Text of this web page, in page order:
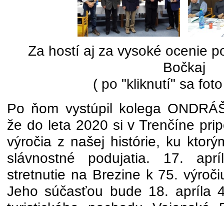
Za hostí aj za vysoké ocenie
Bočkaj
( po "kliknutí" sa
Po ňom vystúpil kolega
že do leta 2020 si v Trenčíne
výročia z našej histórie, ku
slávnostné podujatia. 17.
stretnutie na Brezine k 75.
Jeho súčasťou bude 18. apríla